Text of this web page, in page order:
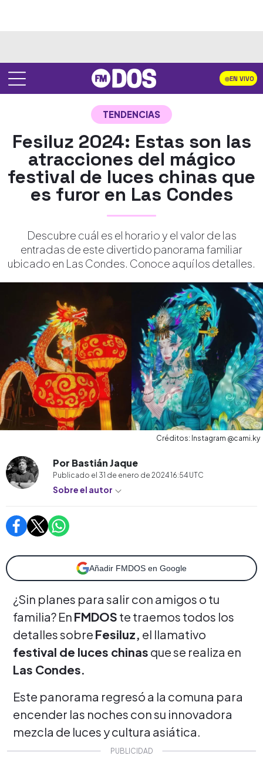
EN VIVO
TENDENCIAS
Fesiluz 2024: Estas son las
atracciones del mágico
festival de luces chinas que
es furor en Las Condes
Descubre cuál es el horario y el valor de las
entradas de este divertido panorama familiar
ubicado en Las Condes. Conoce aquí los detalles.
Créditos: Instagram @cami.ky
Por Bastián Jaque
Publicado el 31 de enero de 2024 16:54 UTC
Sobre el autor
Añadir FMDOS en Google
¿Sin planes para salir con amigos o tu
familia? En FMDOS te traemos todos los
detalles sobre Fesiluz, el llamativo
festival de luces chinas que se realiza en
Las Condes.
Este panorama regresó a la comuna para
encender las noches con su innovadora
mezcla de luces y cultura asiática.